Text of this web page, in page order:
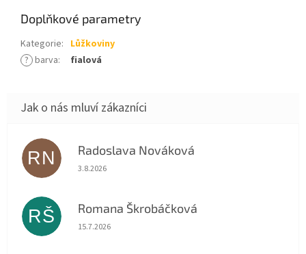
Doplňkové parametry
Kategorie: Lůžkoviny
? barva: fialová
RN Radoslava Nováková
Hodnocení obchodu je 5 z 5 hvězdiček.
3.8.2026
RŠ Romana Škrobáčková
Hodnocení obchodu je 5 z 5 hvězdiček.
15.7.2026